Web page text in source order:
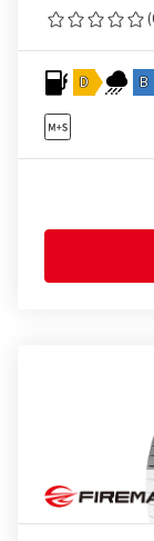
D B